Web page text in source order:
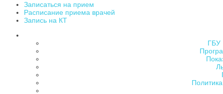
Записаться на прием
Расписание приема врачей
Запись на КТ
ГБУ